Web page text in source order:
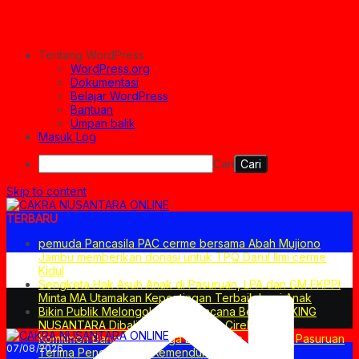
Tentang WordPress
WordPress.org
Dokumentasi
Belajar WordPress
Bantuan
Umpan balik
Masuk Log
Cari
Skip to content
TERBARU
pemuda Pancasila PAC cerme bersama Abah Mujiono
Jambu memberikan donasi untuk TPQ Darul Ilmi cerme
Kidul
Sengketa Hak Asuh Anak di Pasuruan, LPA dan GM FKPPI
Minta MA Utamakan Kepentingan Terbaik bagi Anak
Bikin Publik Melongo! Ini Dia Rencana Besar PT KING
NUSANTARA Dibalik Proyek CIRDP Cirebon
Komitmen Bangun Keluarga Berkualitas, Pemkab Pasuruan
Terima Penghargaan Kemendukbangga/BKKBN
07/08/2026